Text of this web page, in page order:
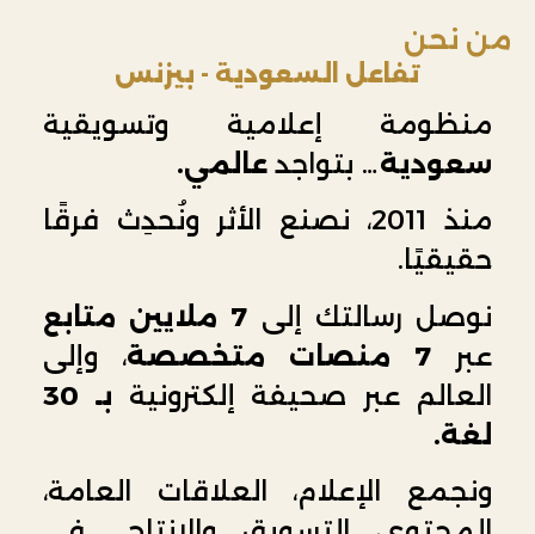
من نحن
تفاعل السعودية - بيزنس
منظومة إعلامية وتسويقية
سعودية… بتواجدعالمي.
منذ 2011، نصنع الأثر ونُحدِث فرقًا
حقيقيًا.
نوصل رسالتك إلى
عبر7 منصات متخصصة
، وإلى
العالم عبر صحيفة إلكترونية بـ 30
لغة.
ونجمع الإعلام، العلاقات العامة،